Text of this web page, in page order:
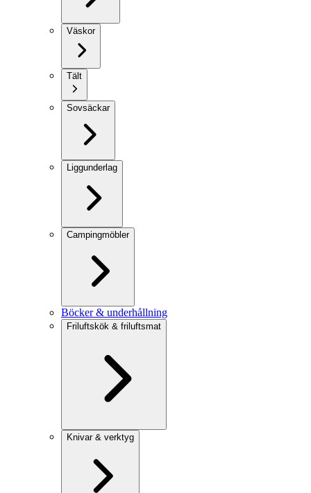
Väskor
Tält
Sovsäckar
Liggunderlag
Campingmöbler
Böcker & underhållning
Friluftskök & friluftsmat
Knivar & verktyg